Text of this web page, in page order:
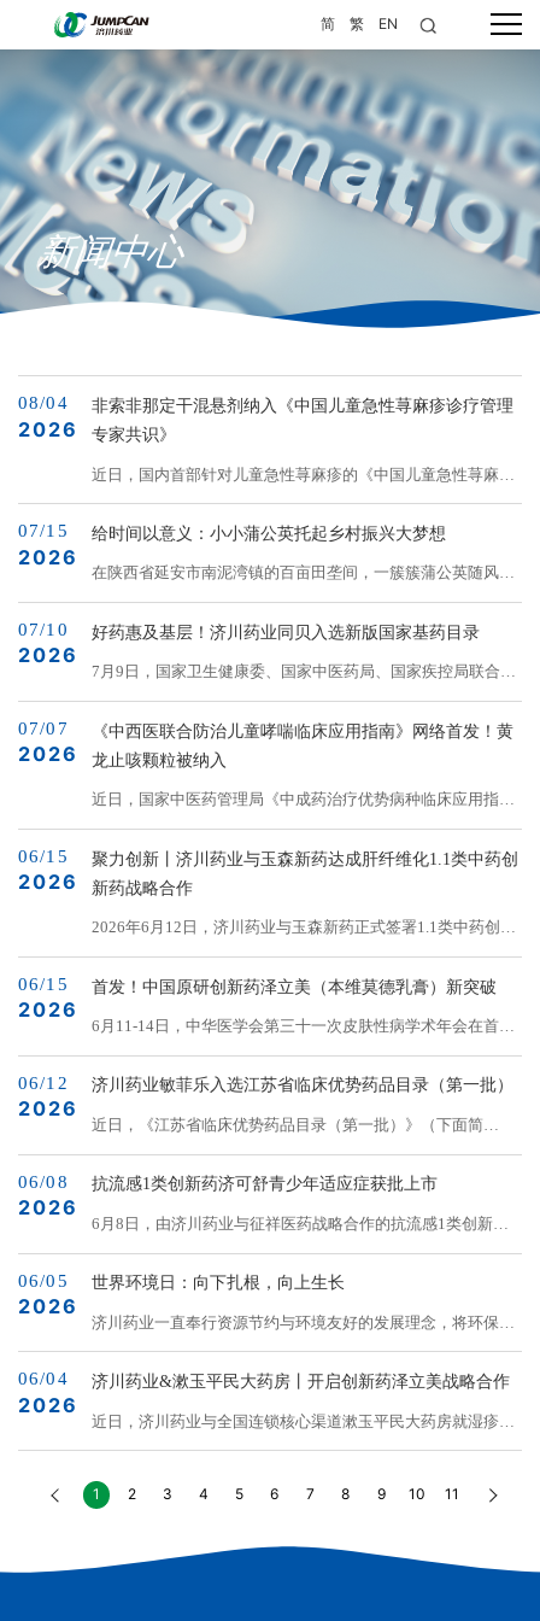
简 繁 EN
新闻中心
08/04
2026
非索非那定干混悬剂纳入《中国儿童急性荨麻疹诊疗管理
专家共识》
近日，国内首部针对儿童急性荨麻疹的《中国儿童急性荨麻疹
诊疗管理专家共识（2026年版）》（下文简称“共识”）正式发
布。新一代抗组胺药非索非那定干混悬剂被共识收录，为临床
0~18岁急性荨麻疹患者诊疗提供用药指导和参考。共识由中国
是国内首个针对儿童急性荨麻疹的系统性循证诊疗参考文...
07/15
2026
给时间以意义：小小蒲公英托起乡村振兴大梦想
在陕西省延安市南泥湾镇的百亩田垄间，一簇簇蒲公英随风摇
曳，满眼绿色的背后，是济川药业为破解中药原料难题、助力
乡村振兴的长远布局。从土地流转到种植培训，从稳定收入到
生态保护，这种不起眼的草本植物摇身成为农户“家门口致
07/10
2026
好药惠及基层！济川药业同贝入选新版国家基药目录
7月9日，国家卫生健康委、国家中医药局、国家疾控局联合发
布《国家基本药物目录（2026版）》（下文简称“国家基药目
录”），将从9月1日起正式实施。济川药业旗下独家产品小儿
豉翘清热颗粒（同贝）成功纳入新版国家基本药物目录。此次
入选，是企业产品惠及患者、提升用药可及性的重要体现。本
07/07
2026
《中西医联合防治儿童哮喘临床应用指南》网络首发！黄
龙止咳颗粒被纳入
近日，国家中医药管理局《中成药治疗优势病种临床应用指
南》标准化项目成果——《中西医联合防治儿童哮喘临床应用
指南》（以下简称指南）网络首发，济川药业旗下东科制药黄
龙止咳颗粒被纳入指南推荐用药，为咳嗽变异性哮喘轻症患儿
提供规范化中医药诊疗选择，丰富儿童咳喘中西医协同治疗路
06/15
2026
聚力创新丨济川药业与玉森新药达成肝纤维化1.1类中药创
新药战略合作
2026年6月12日，济川药业与玉森新药正式签署1.1类中药创新
药巴芪柔肝颗粒合作协议。此次合作标志着双方在中药现代化
及肝病治疗领域的战略协同迈入新阶段，亦彰显了两家企业在
高价值中药创新药研发与产业化进程中携手共进、共创价值的
月求教授临床经验方，经上海中医药大学附属曙光医院十余年
粒&rd...
06/15
2026
首发！中国原研创新药泽立美（本维莫德乳膏）新突破
6月11-14日，中华医学会第三十一次皮肤性病学术年会在首都
国际会展中心隆重召开。会议期间，济川药业和泽德曼药业战
略合作的创新药泽立美®本维莫德乳膏治疗3月龄–2岁婴幼儿特
应性皮炎（AD）的首个Ⅲ期临床试验结果由国家儿童医学中
用抗炎治疗的空白。从“2岁+”到“3月龄+”，泽立美破局湿疹全
06/12
2026
济川药业敏菲乐入选江苏省临床优势药品目录（第一批）
近日，《江苏省临床优势药品目录（第一批）》（下面简
称“目录”）公示，济川药业产品敏菲乐盐酸非索非那定干混悬
剂成功入选，这一结果，充分肯定了产品的临床价值与应用前
景。该目录由江苏省工业和信息化厅、江苏省科学技术厅、江
理局五部门联合组织评选，聚焦2021年3月后获批、具备技术
通道，加速创新成果转化，最终惠及广大...
06/08
2026
抗流感1类创新药济可舒青少年适应症获批上市
6月8日，由济川药业与征祥医药战略合作的抗流感1类创新药
济可舒（通用名：玛硒洛沙韦片）青少年适应症获得国家药品
监督管理局正式批准上市，标志着这款抗流感创新药的适用人
舒”...
06/05
2026
世界环境日：向下扎根，向上生长
济川药业一直奉行资源节约与环境友好的发展理念，将环保管
理与安全生产、质量管理并列为企业“生命线”，将环保理念融
入每个工作环节，为每一粒药物注入可持续发展的基因。我们
06/04
2026
济川药业&漱玉平民大药房丨开启创新药泽立美战略合作
近日，济川药业与全国连锁核心渠道漱玉平民大药房就湿疹创
新药泽立美（本维莫德乳膏）达成战略合作。这款中美日三国
同步批准的非激素新药，为2岁及以上儿童与成人轻中度特应
性皮炎（湿疹）患者带来了全新治疗选择。湿疹治疗困局：激
发性、炎症性皮肤病，以剧烈瘙痒和皮肤干燥、红斑、渗出为
1 2 3 4 5 6 7 8 9 10 11